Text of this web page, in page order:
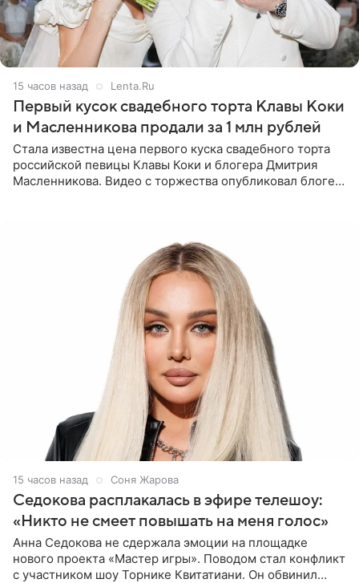
15 часов назад Lenta.Ru
Первый кусок свадебного торта Клавы Коки
и Масленникова продали за 1 млн рублей
Стала известна цена первого куска свадебного торта
российской певицы Клавы Коки и блогера Дмитрия
Масленникова. Видео с торжества опубликовал блогер
15 часов назад Соня Жарова
Седокова расплакалась в эфире телешоу:
«Никто не смеет повышать на меня голос»
Анна Седокова не сдержала эмоции на площадке
нового проекта «Мастер игры». Поводом стал конфликт
с участником шоу Торнике Квитатиани. Он обвинил